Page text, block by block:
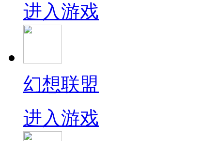
进入游戏
幻想联盟
进入游戏